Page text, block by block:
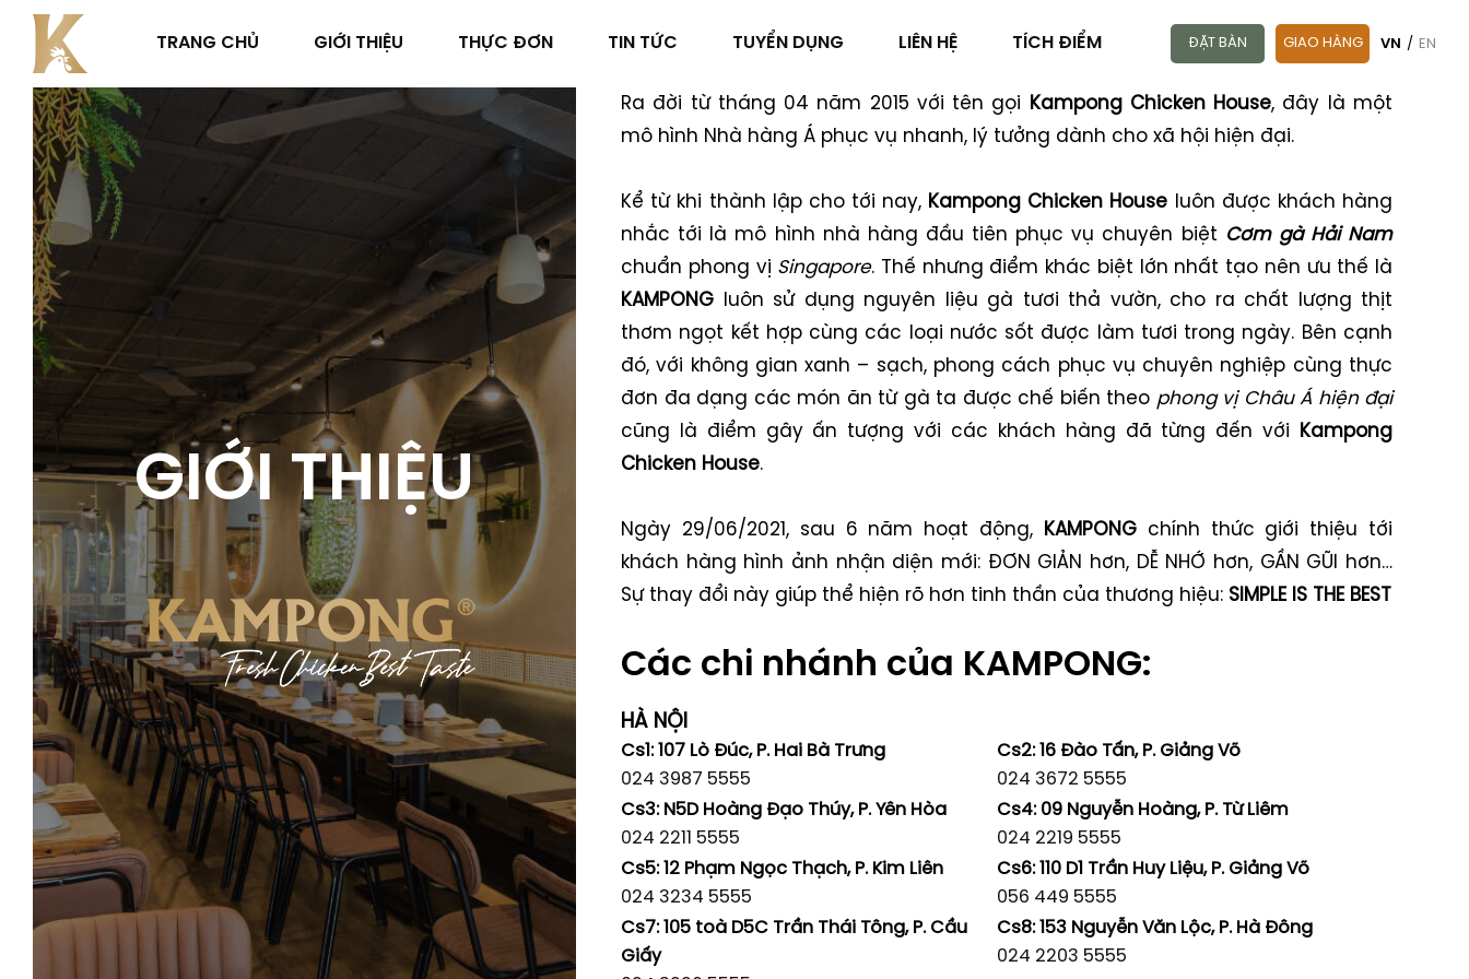
TRANG CHỦ GIỚI THIỆU THỰC ĐƠN TIN TỨC TUYỂN DỤNG LIÊN HỆ TÍCH ĐIỂM ĐẶT BÀN GIAO HÀNG VN / EN
GIỚI THIỆU
Ra đời từ tháng 04 năm 2015 với tên gọi Kampong Chicken House, đây là một
mô hình Nhà hàng Á phục vụ nhanh, lý tưởng dành cho xã hội hiện đại.
Kể từ khi thành lập cho tới nay, Kampong Chicken House luôn được khách hàng
nhắc tới là mô hình nhà hàng đầu tiên phục vụ chuyên biệt Cơm gà Hải Nam
chuẩn phong vị Singapore. Thế nhưng điểm khác biệt lớn nhất tạo nên ưu thế là
KAMPONG luôn sử dụng nguyên liệu gà tươi thả vườn, cho ra chất lượng thịt
thơm ngọt kết hợp cùng các loại nước sốt được làm tươi trong ngày. Bên cạnh
đó, với không gian xanh – sạch, phong cách phục vụ chuyên nghiệp cùng thực
đơn đa dạng các món ăn từ gà ta được chế biến theo phong vị Châu Á hiện đại
cũng là điểm gây ấn tượng với các khách hàng đã từng đến với
Kampong
Chicken House.
Ngày 29/06/2021, sau 6 năm hoạt động, KAMPONGchính thức giới thiệu tới
khách hàng hình ảnh nhận diện mới: ĐƠN GIẢN hơn, DỄ NHỚ hơn, GẦN GŨI hơn…
Sự thay đổi này giúp thể hiện rõ hơn tinh thần của thương hiệu: SIMPLE IS THE BEST
Các chi nhánh của KAMPONG:
HÀ NỘI
Cs1: 107 Lò Đúc, P. Hai Bà Trưng
024 3987 5555
Cs2: 16 Đào Tấn, P. Giảng Võ
024 3672 5555
Cs3: N5D Hoàng Đạo Thúy, P. Yên Hòa
024 2211 5555
Cs4: 09 Nguyễn Hoàng, P. Từ Liêm
024 2219 5555
Cs5: 12 Phạm Ngọc Thạch, P. Kim Liên
024 3234 5555
Cs6: 110 D1 Trần Huy Liệu, P. Giảng Võ
056 449 5555
Cs7: 105 toà D5C Trần Thái Tông, P. Cầu
Giấy
Cs8:153 Nguyễn Văn Lộc, P. Hà Đông
024 2203 5555